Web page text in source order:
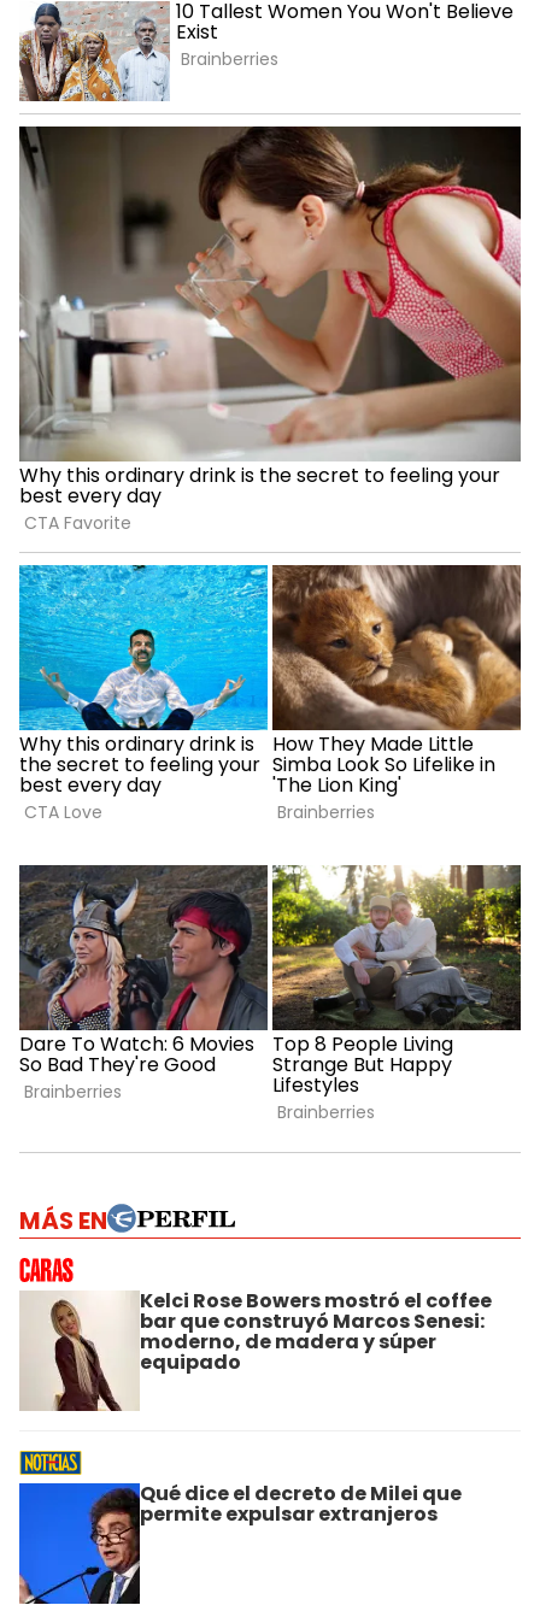
MÁS EN
Kelci Rose Bowers mostró el coffee
bar que construyó Marcos Senesi:
moderno, de madera y súper
equipado
Qué dice el decreto de Milei que
permite expulsar extranjeros